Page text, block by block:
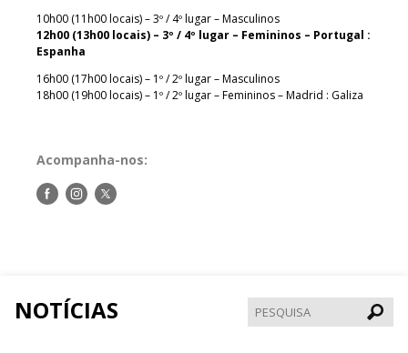
10h00 (11h00 locais) – 3º / 4º lugar – Masculinos
12h00 (13h00 locais) – 3º / 4º lugar – Femininos – Portugal :
Espanha
16h00 (17h00 locais) – 1º / 2º lugar – Masculinos
18h00 (19h00 locais) – 1º / 2º lugar – Femininos – Madrid : Galiza
Acompanha-nos:
Siga-Siga-Siga-
NOTÍCIAS